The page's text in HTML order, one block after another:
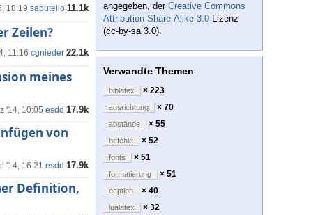
18:19 saputello 11.1k
Zeilen?
11:16 cgnieder 22.1k
meines
'14, 10:05 esdd 17.9k
von
'14, 16:21 esdd 17.9k
Definition,
angegeben, der Creative Commons
Attribution Share-Alike 3.0 Lizenz
(cc-by-sa 3.0).
Verwandte Themen
biblatex × 223
ausrichtung × 70
abstände × 55
befehle × 52
fonts × 51
formatierung × 51
caption × 40
lualatex × 32